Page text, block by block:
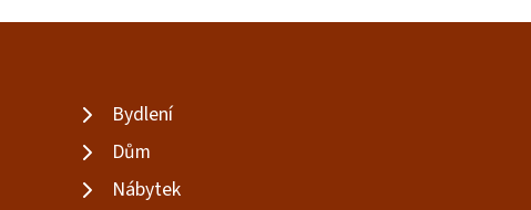
Bydlení
Dům
Nábytek